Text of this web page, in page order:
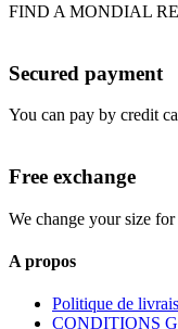
FIND A MONDIAL
Secured payment
You can pay by credit
Free exchange
We change your size
A propos
Politique de
CONDITIONS